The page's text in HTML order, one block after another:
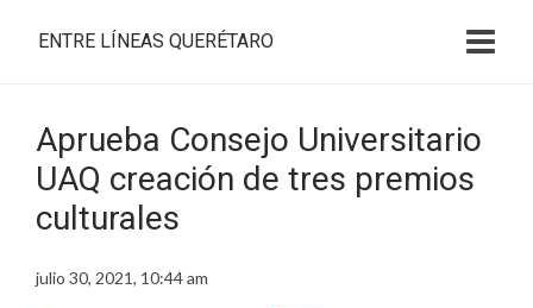
ENTRE LÍNEAS QUERÉTARO
Aprueba Consejo Universitario
UAQ creación de tres premios
culturales
julio 30, 2021, 10:44 am